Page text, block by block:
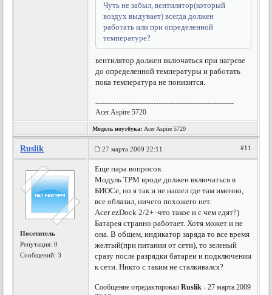
Чуть не забыл, вентилятор(который
воздух выдувает) всегда должен
работать или при определенной
температуре?
вентилятор должен включаться при нагреве
до определенной температуры и работать
пока температура не понизится.
---------------------------------------------------------
Acer Aspire 5720
Модель ноутбука: Acer Aspire 5720
Ruslik 27 марта 2009 22:11 #11
Посетитель
Репутация:0
Сообщений: 3
Еще пара вопросов.
Модуль TPM вроде должен включаться в
БИОСе, но я так и не нашел где там именно,
все облазил, ничего похожего нет.
Acer ezDock 2/2+ -что такое и с чем едят?)
Батарея странно работает. Хотя может и не
она. В общем, индикатор заряда то все время
желтый(при питании от сети), то зеленый
сразу после разрядки батареи и подключении
к сети. Никто с таким не сталкивался?
Сообщение отредактировалRuslik - 27 марта 2009